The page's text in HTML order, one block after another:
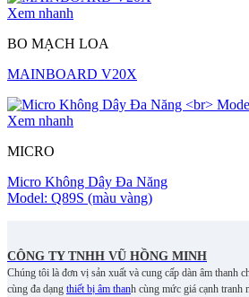
Xem nhanh
BO MẠCH LOA
MAINBOARD V20X
Xem nhanh
MICRO
Micro Không Dây Đa Năng
Model: Q89S (màu vàng)
CÔNG TY TNHH VŨ HỒNG MINH
Chúng tôi là đơn vị sản xuất và cung cấp dàn âm thanh
cùng đa dạng thiết bị âm thanh cùng mức giá cạnh